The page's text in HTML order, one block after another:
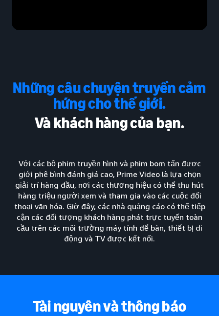
Những câu chuyện truyền cảm
hứng cho thế giới.
Và khách hàng của bạn.
Với các bộ phim truyền hình và phim bom tấn được
giới phê bình đánh giá cao, Prime Video là lựa chọn
giải trí hàng đầu, nơi các thương hiệu có thể thu hút
hàng triệu người xem và tham gia vào các cuộc đối
thoại văn hóa. Giờ đây, các nhà quảng cáo có thể tiếp
cận các đối tượng khách hàng phát trực tuyến toàn
cầu trên các môi trường máy tính để bàn, thiết bị di
động và TV được kết nối.
Tài nguyên và thông báo